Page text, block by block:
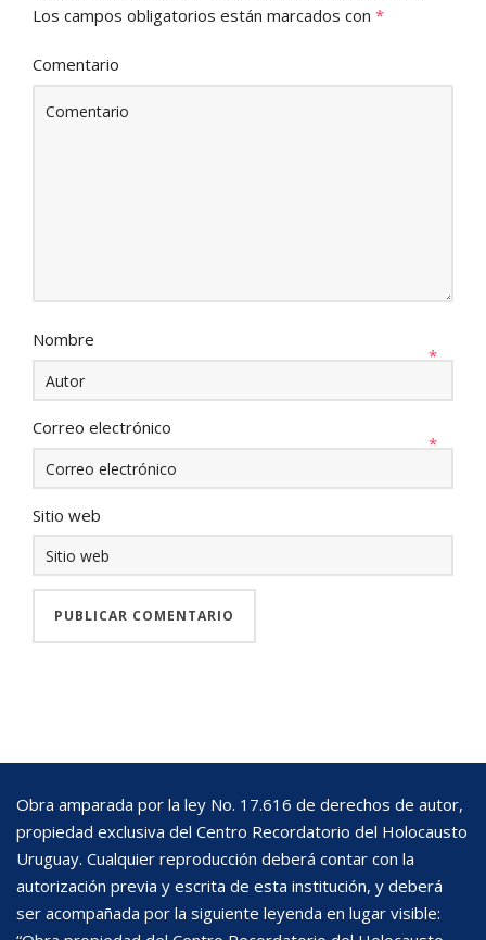
Los campos obligatorios están marcados con *
Comentario
Nombre
*
Correo electrónico
*
Sitio web
Obra amparada por la ley No. 17.616 de derechos de autor,
propiedad exclusiva del Centro Recordatorio del Holocausto
Uruguay. Cualquier reproducción deberá contar con la
autorización previa y escrita de esta institución, y deberá
ser acompañada por la siguiente leyenda en lugar visible: